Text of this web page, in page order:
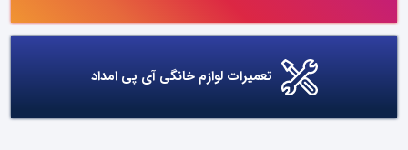
تعمیرات لوازم خانگی آی پی امداد